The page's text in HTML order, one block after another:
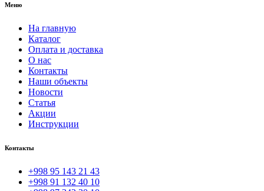
Меню
На главную
Каталог
Оплата и доставка
О нас
Контакты
Наши объекты
Новости
Статья
Акции
Инструкции
Контакты
+998 95 143 21 43
+998 91 132 40 10